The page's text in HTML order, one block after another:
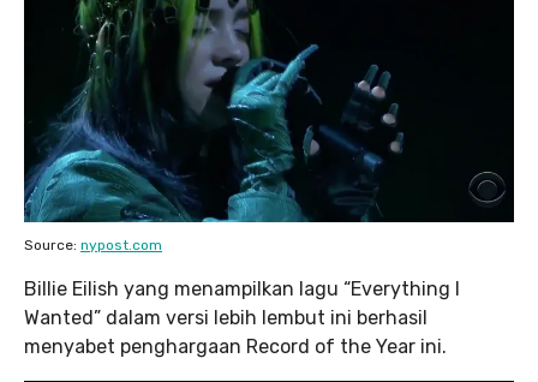
Source: nypost.com
Billie Eilish yang menampilkan lagu “Everything I
Wanted” dalam versi lebih lembut ini berhasil
menyabet penghargaan Record of the Year ini.